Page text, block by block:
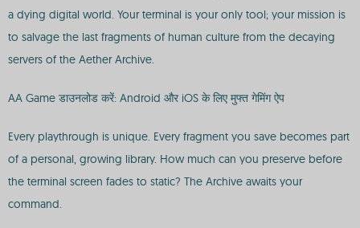
a dying digital world. Your terminal is your only tool; your mission is
to salvage the last fragments of human culture from the decaying
servers of the Aether Archive.
AA Game डाउनलोड करें: Android और iOS के लिए मुफ्त गेमिंग ऐप
Every playthrough is unique. Every fragment you save becomes part
of a personal, growing library. How much can you preserve before
the terminal screen fades to static? The Archive awaits your
command.